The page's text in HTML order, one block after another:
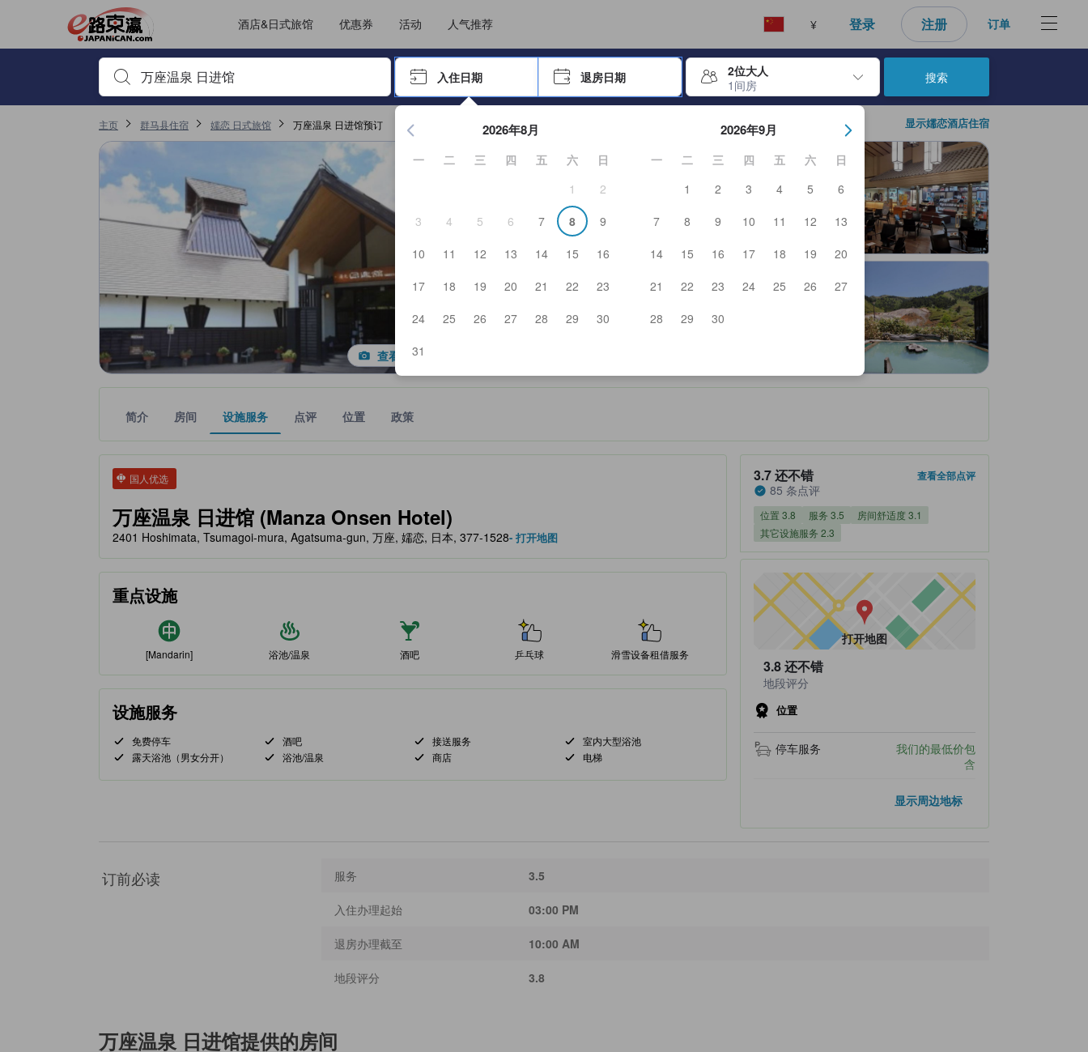
酒店&日式旅馆 优惠券 活动 人气推荐 ¥ 登录 注册 订单
输入住宿名或关键词以搜索，使用箭头或 tab 键以移动，点击 Enter 键以选择
入住日期 退房日期
2位大人
1间房
按 Enter 键开始浏览日期选择器。使用箭头键浏览入住和退房日期。使用 Enter 键选择日期后，入住日期将被选择。重复相同操作以选择
2026年8月
一 二 三 四 五 六
日
1
2
3
4 5 6 7 8
9
10
11 12 13 14 15
16
17
18 19 20 21 22
23
24
25 26 27 28 29
30
31
2026年9月
一 二 三 四 五 六
日
1
2 3 4 5
6
7
8 9 10 11 12
13
14
15 16 17 18 19
20
21
22 23 24 25 26
27
28
29 30
搜索
主页 群马县住宿 嬬恋 日式旅馆 万座温泉 日进馆预订 显示嬬恋酒店住宿
查看全部图片
简介 房间 设施服务 点评 位置 政策
国人优选
tooltip
万座温泉 日进馆 (Manza Onsen Hotel)
tooltip
金色星星表示的等级信息由合作第三方平台提供，仅作为住宿舒适度、设施服务等方面的水平参考。
2401 Hoshimata, Tsumagoi-mura, Agatsuma-gun, 万座, 嬬恋, 日本, 377-1528- 打开地图
重点设施
[Mandarin] 浴池/温泉 酒吧 乒乓球 滑雪设备租借服务
设施服务
免费停车 酒吧 接送服务
室内大型浴池
露天浴池（男女分开）
浴池/温泉 商店 电梯
住客评分 3.7，满分 5 还不错 85 条点评
3.7还不错
85 条点评
查看全部点评
位置 3.8 服务 3.5
房间舒适度 3.1
其它设施服务 2.3
打开地图
3.8还不错
地段评分
位置
停车服务
我们的最低价包
含
显示周边地标
订前必读 服务 3.5
入住办理起始 03:00 PM
退房办理截至 10:00 AM
地段评分 3.8
万座温泉 日进馆提供的房间
JAPANiCAN上的点评均来自于真实用户，个人评价在完成预订和入住后才能顺利提交，从而确保了点评的真实性及可靠性，也有助于用户作出更好的预订选择。
位置评分 3.8，满分 5，是嬬恋的高分
服务评分 3.5，满分 5，是嬬恋的高分
房间舒适度评分 3.1，满分 5，是嬬恋的高分
其它设施服务评分 2.3，满分 5，是嬬恋的高分